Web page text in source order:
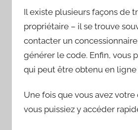
Il existe plusieurs façons de
propriétaire – il se trouve
contacter un
générer le code. Enfin, vous
qui peut être obtenu en
Une fois que vous avez
vous puissiez y accéder